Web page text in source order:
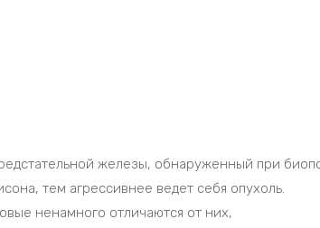
железы, обнаруженный при
тем агрессивнее ведет себя опухоль.
ненамного отличаются от них,